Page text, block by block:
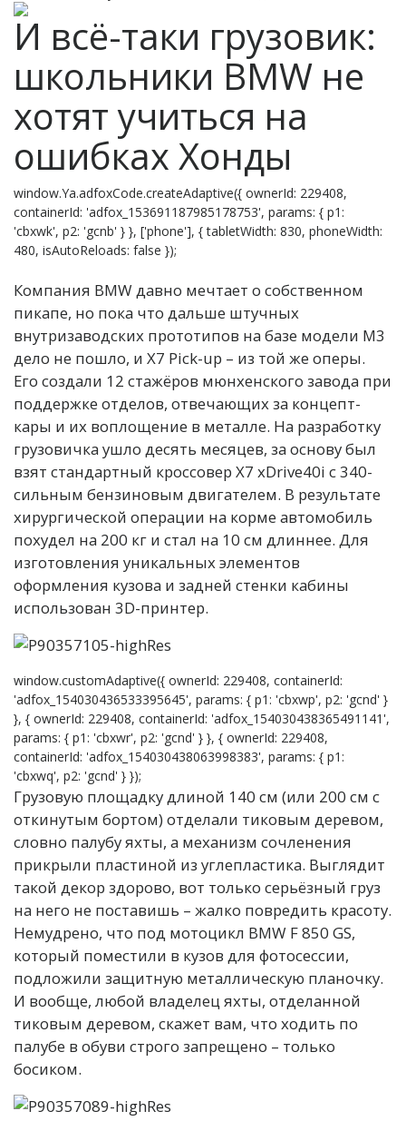
И всё-таки грузовик:
школьники BMW не
хотят учиться на
ошибках Хонды
window.Ya.adfoxCode.createAdaptive({ ownerId: 229408,
containerId: 'adfox_153691187985178753', params: { p1:
'cbxwk', p2: 'gcnb' } }, ['phone'], { tabletWidth: 830, phoneWidth:
480, isAutoReloads: false });
Компания BMW давно мечтает о собственном
пикапе, но пока что дальше штучных
внутризаводских прототипов на базе модели М3
дело не пошло, и X7 Pick-up – из той же оперы.
Его создали 12 стажёров мюнхенского завода при
поддержке отделов, отвечающих за концепт-
кары и их воплощение в металле. На разработку
грузовичка ушло десять месяцев, за основу был
взят стандартный кроссовер X7 xDrive40i с 340-
сильным бензиновым двигателем. В результате
хирургической операции на корме автомобиль
похудел на 200 кг и стал на 10 см длиннее. Для
изготовления уникальных элементов
оформления кузова и задней стенки кабины
использован 3D-принтер.
window.customAdaptive({ ownerId: 229408, containerId:
'adfox_154030436533395645', params: { p1: 'cbxwp', p2: 'gcnd' }
}, { ownerId: 229408, containerId: 'adfox_154030438365491141',
params: { p1: 'cbxwr', p2: 'gcnd' } }, { ownerId: 229408,
containerId: 'adfox_154030438063998383', params: { p1:
'cbxwq', p2: 'gcnd' } });
Грузовую площадку длиной 140 см (или 200 см с
откинутым бортом) отделали тиковым деревом,
словно палубу яхты, а механизм сочленения
прикрыли пластиной из углепластика. Выглядит
такой декор здорово, вот только серьёзный груз
на него не поставишь – жалко повредить красоту.
Немудрено, что под мотоцикл BMW F 850 GS,
который поместили в кузов для фотосессии,
подложили защитную металлическую планочку.
И вообще, любой владелец яхты, отделанной
тиковым деревом, скажет вам, что ходить по
палубе в обуви строго запрещено – только
босиком.